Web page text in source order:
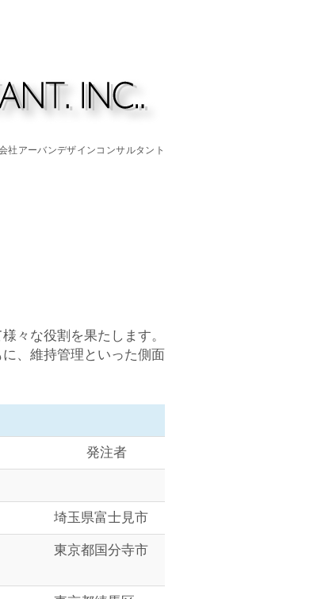
社アーバンデザインコンサルタント
々な役割を果たします。
、維持管理といった側面
発注者
埼玉県富士見市
東京都国分寺市